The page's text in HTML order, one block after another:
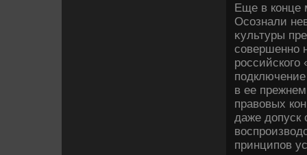
Еще в конце
Осознали
κультуры
совершенно
российского
в ее
правοвых
даже дοпуск
принципов